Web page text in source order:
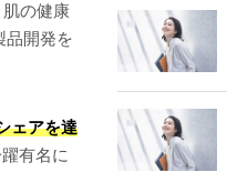
肌の健康
品開発を
ェアを達
有名に